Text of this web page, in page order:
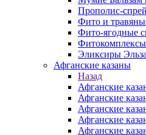
Прополис-
Фито и
Фито-ягодные
Эликсиры
Афганские казаны
Назад
Афганские
Афганские
Афганские
Афганские
Афганские